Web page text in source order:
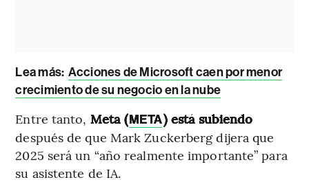
Lea más: Acciones de Microsoft caen por menor
crecimiento de su negocio en la nube
Entre tanto, Meta (META) está subiendo
después de que Mark Zuckerberg dijera que
2025 será un “año realmente importante” para
su asistente de IA.